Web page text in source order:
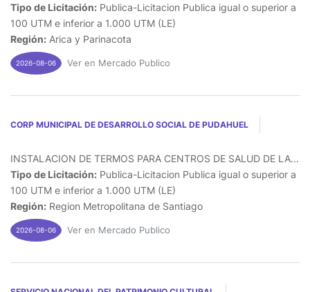
Tipo de Licitación: Publica-Licitacion Publica igual o superior a
100 UTM e inferior a 1.000 UTM (LE)
Región: Arica y Parinacota
2026-08-06 Ver en Mercado Publico
CORP MUNICIPAL DE DESARROLLO SOCIAL DE PUDAHUEL
INSTALACION DE TERMOS PARA CENTROS DE SALUD DE LA...
Tipo de Licitación: Publica-Licitacion Publica igual o superior a
100 UTM e inferior a 1.000 UTM (LE)
Región: Region Metropolitana de Santiago
2026-08-06 Ver en Mercado Publico